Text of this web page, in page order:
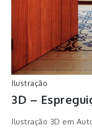
Ilustração
3D –
Ilustração 3D em